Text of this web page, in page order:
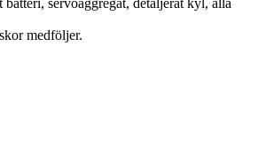
servoaggregat, detaljerat kyl, alla
medföljer.